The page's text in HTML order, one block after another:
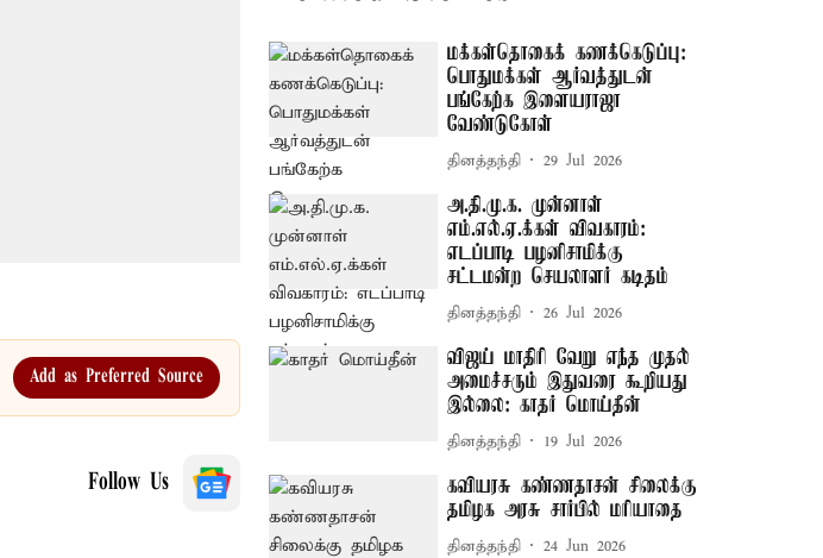
Add as Preferred Source
Follow Us
மக்கள்தொகைக் கணக்கெடுப்பு:
பொதுமக்கள் ஆர்வத்துடன்
பங்கேற்க இளையராஜா
வேண்டுகோள்
தினத்தந்தி 29 Jul 2026
அ.தி.மு.க. முன்னாள்
எம்.எல்.ஏ.க்கள் விவகாரம்:
எடப்பாடி பழனிசாமிக்கு
சட்டமன்ற செயலாளர் கடிதம்
தினத்தந்தி 26 Jul 2026
விஜய் மாதிரி வேறு எந்த முதல்
அமைச்சரும் இதுவரை கூறியது
இல்லை: காதர் மொய்தீன்
தினத்தந்தி 19 Jul 2026
கவியரசு கண்ணதாசன் சிலைக்கு
தமிழக அரசு சார்பில் மரியாதை
தினத்தந்தி 24 Jun 2026